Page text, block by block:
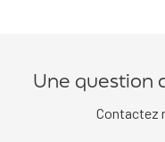
Une question
Contactez